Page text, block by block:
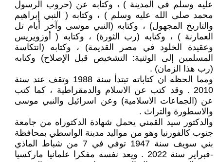
عليه وسلم في المدينة ) ، وكتابه عن (حروب الرسول
محمد صلى الله عليه وسلم ) ، وكتابه ( النبي إبراهيم
والتاريخ المجهول) ، وكتابه (النبي موسى وآخر أيام تل
العمارنة ) ، وكتابه (رب الثورة) ، وكتابه ( أوزويريس
وعقيدة الخلود في مصر القديمة) ، وكتابه (انتكاسة
المسلمين إلى الوثنية: التشخيص قبل الإصلاح) وكتابه
(رب هذا الزمان) .
ومما الحظه ان كتاباته تبتدأ سنة 1988 وتقف عند سنة
2010 . وقد كتب عن الاسلام والدمقراطية ، كما كتب
عن (الجماعات الاسلامية) وعن اسرائيل والنبي موسى
والاسطورة والتراث .
والدكتور سيد القمني يحمل شهادة الدكتوراه من جامعة
جنوب كالفورنيا وهو من مواليد مدينة الواسطي بمحافظة
بني سويف سنة 1947 توفي في 7 من شباط الماذي
-فبراير سنة 2022 . ويعد نفسه مفكرا علمانيا ماركسيا